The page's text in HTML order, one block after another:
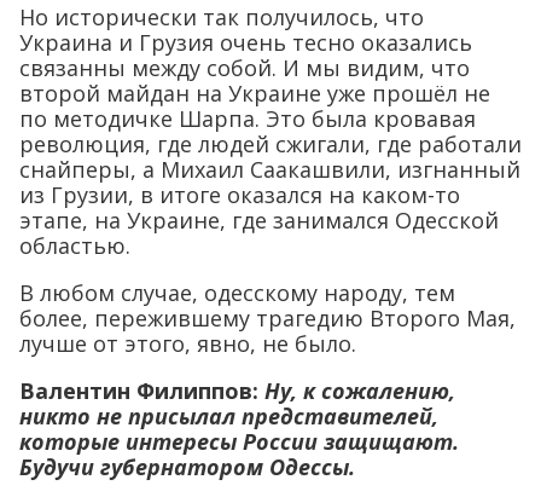
Но исторически так получилось, что
Украина и Грузия очень тесно оказались
связанны между собой. И мы видим, что
второй майдан на Украине уже прошёл не
по методичке Шарпа. Это была кровавая
революция, где людей сжигали, где работали
снайперы, а Михаил Саакашвили, изгнанный
из Грузии, в итоге оказался на каком-то
этапе, на Украине, где занимался Одесской
областью.
В любом случае, одесскому народу, тем
более, пережившему трагедию Второго Мая,
лучше от этого, явно, не было.
Валентин Филиппов: Ну, к сожалению,
никто не присылал представителей,
которые интересы России защищают.
Будучи губернатором Одессы.